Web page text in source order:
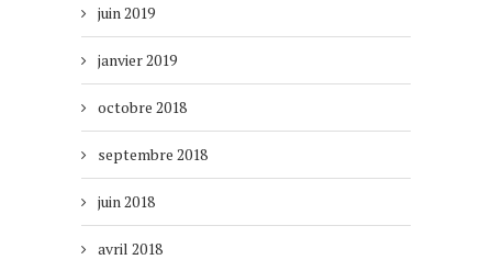
juin 2019
janvier 2019
octobre 2018
septembre 2018
juin 2018
avril 2018